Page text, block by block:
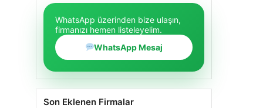
WhatsApp üzerinden bize ulaşın,
firmanızı hemen listeleyelim.
WhatsApp Mesaj
Son Eklenen Firmalar